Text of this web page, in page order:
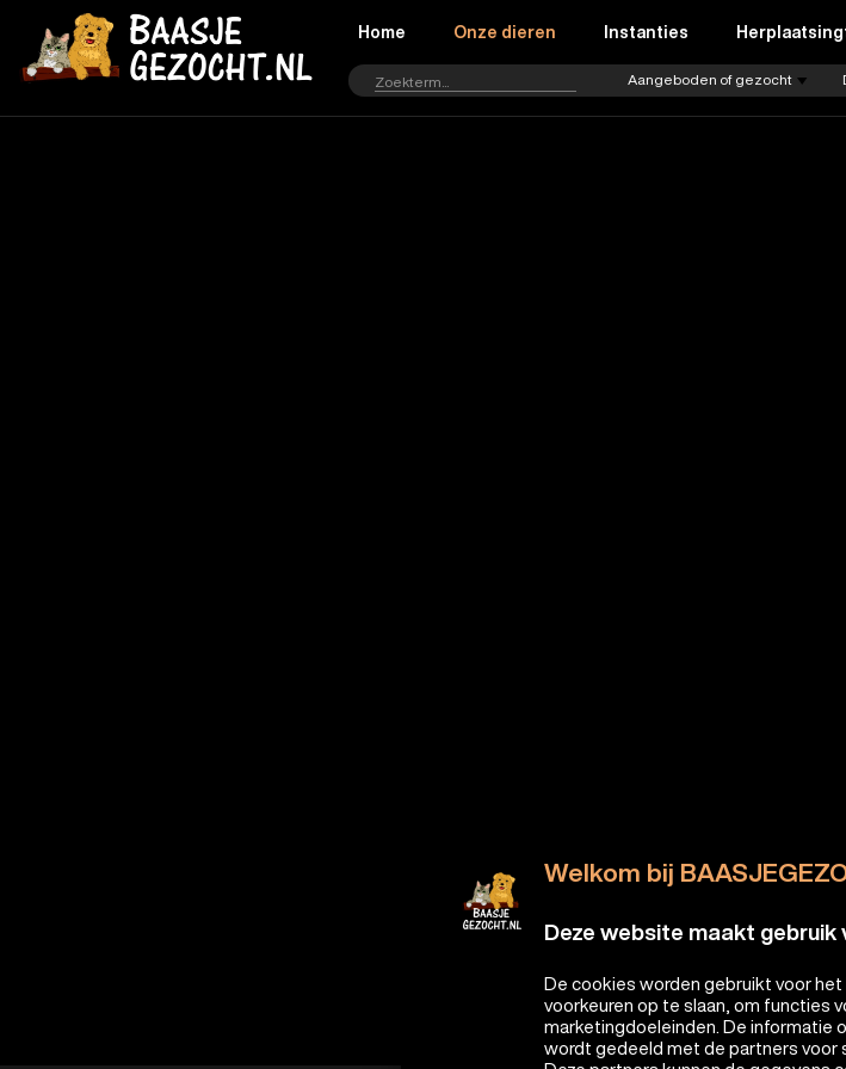
Welkom bij
Deze website maakt gebruik
De cookies worden gebruikt voor
voorkeuren op te slaan, om functies
marketingdoeleinden. De informatie
wordt gedeeld met de partners voor
Home Onze dieren Instanties